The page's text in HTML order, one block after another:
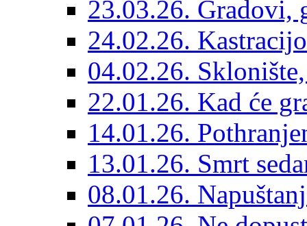
23.03.26. Gradovi,
24.02.26.
04.02.26.
22.01.26. Kad će
14.01.26.
13.01.26. Smrt
08.01.26.